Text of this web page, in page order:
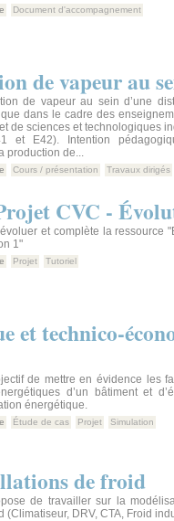
Document d'accompagnement
de vapeur au
de vapeur au sein d’une
dans le cadre des
de sciences et technologiques
et E42). Intention
production de...
Cours / présentation Travaux dirigés
CVC -
et complète la ressource
1"
Projet Tutoriel
et technico-
de mettre en évidence les
d’un bâtiment et
énergétique.
Étude de cas Projet Simulation
de froid
de travailler sur la
(Climatiseur, DRV, CTA, Froid